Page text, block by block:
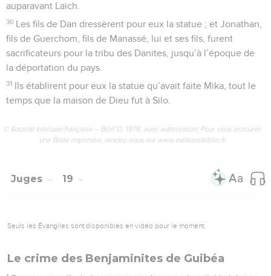
auparavant Laïch.
30 Les fils de Dan dressèrent pour eux la statue ; et Jonathan,
fils de Guerchom, fils de Manassé, lui et ses fils, furent
sacrificateurs pour la tribu des Danites, jusqu’à l’époque de
la déportation du pays.
31 Ils établirent pour eux la statue qu’avait faite Mika, tout le
temps que la maison de Dieu fut à Silo.
© Société biblique française – Bibli’O, 1978, avec autorisation. Pour vous procurer
une Bible imprimée, rendez-vous sur www.editionsbiblio.fr
Juges 19
Seuls les Évangiles sont disponibles en vidéo pour le moment.
Le crime des Benjaminites de Guibéa